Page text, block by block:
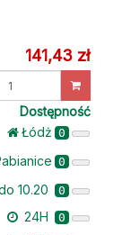
141,43 zł
Dostępność
Łódż 0
0
10.20 0
24H 0